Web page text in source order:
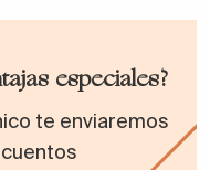
especiales?
te enviaremos